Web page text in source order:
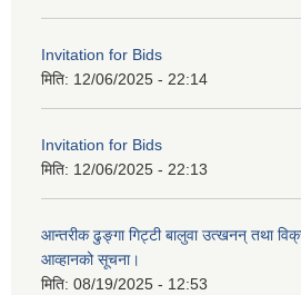
Invitation for Bids
मिति: 12/06/2025 - 22:14
Invitation for Bids
मिति: 12/06/2025 - 22:13
आन्तरीक ढुङ्गा गिट्टी बालुवा उत्खनन् तथा
आव्हानको सूचना।
मिति: 08/19/2025 - 12:53